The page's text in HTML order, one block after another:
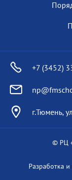
+7 (3452)
г.Тюмень,
© РЦ
Разработка